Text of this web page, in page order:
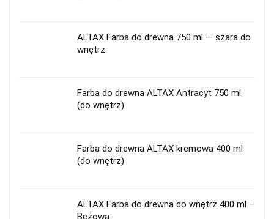
ALTAX Farba do drewna 750 ml — szara do
wnętrz
Farba do drewna ALTAX Antracyt 750 ml
(do wnętrz)
Farba do drewna ALTAX kremowa 400 ml
(do wnętrz)
ALTAX Farba do drewna do wnętrz 400 ml –
Beżowa